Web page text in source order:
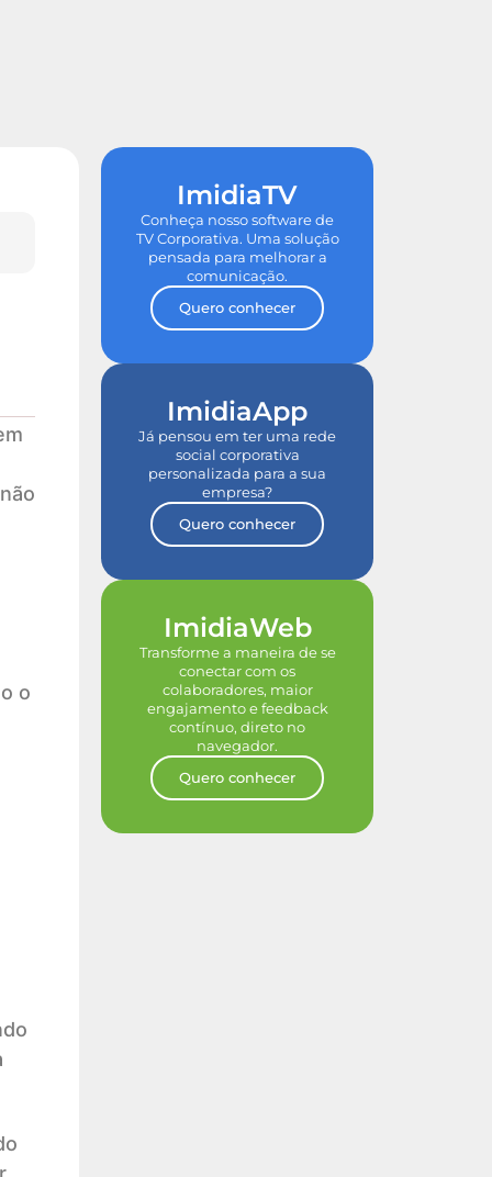
o
ImidiaTV
Conheça nosso software de
TV Corporativa. Uma solução
pensada para melhorar a
comunicação.
Quero conhecer
ImidiaApp
Já pensou em ter uma rede
social corporativa
personalizada para a sua
empresa?
Quero conhecer
ImidiaWeb
Transforme a maneira de se
conectar com os
colaboradores, maior
engajamento e feedback
contínuo, direto no
navegador.
Quero conhecer